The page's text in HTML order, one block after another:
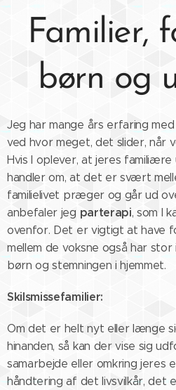
Familier,
børn og
Jeg har mange års erfaring
ved hvor meget, det slider, når
Hvis I oplever, at jeres
handler om, at det er svært
familielivet præger og går ud
anbefaler jeg parterapi, som I
ovenfor. Det er vigtigt at have
mellem de voksne også har
børn og stemningen i hjemmet.
Skilsmissefamilier:
Om det er helt nyt eller længe
hinanden, så kan der vise sig
samarbejde eller omkring jeres
håndtering af det livsvilkår, det